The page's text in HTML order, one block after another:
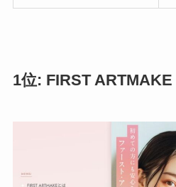
1位: FIRST ARTMAKE